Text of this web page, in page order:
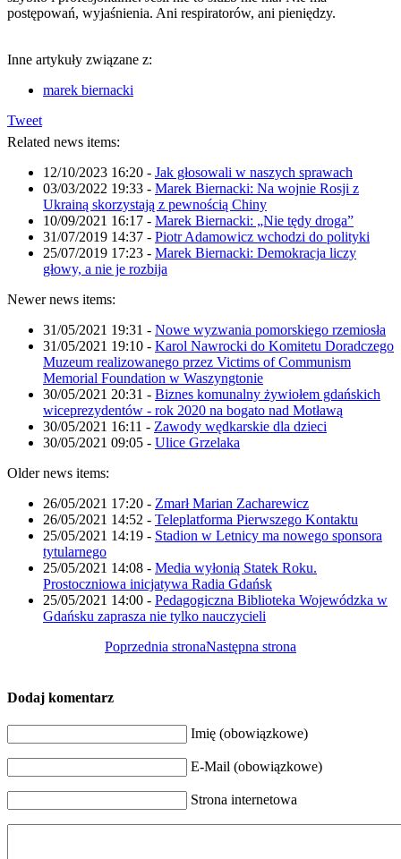
postępowań, wyjaśnienia. Ani respiratorów, ani pieniędzy.
Inne artykuły związane z:
marek biernacki
Tweet
Related news items:
12/10/2023 16:20 - Jak głosowali w naszych sprawach
03/03/2022 19:33 - Marek Biernacki: Na wojnie Rosji z
Ukrainą skorzystają z pewnością Chiny
10/09/2021 16:17 - Marek Biernacki: „Nie tędy droga”
31/07/2019 14:37 - Piotr Adamowicz wchodzi do polityki
25/07/2019 17:23 - Marek Biernacki: Demokracja liczy
głowy, a nie je rozbija
Newer news items:
31/05/2021 19:31 - Nowe wyzwania pomorskiego rzemiosła
31/05/2021 19:10 - Karol Nawrocki do Komitetu Doradczego
Muzeum realizowanego przez Victims of Communism
Memorial Foundation w Waszyngtonie
30/05/2021 20:31 - Biznes komunalny żywiołem gdańskich
wiceprezydentów - rok 2020 na bogato nad Motławą
30/05/2021 16:11 - Zawody wędkarskie dla dzieci
30/05/2021 09:05 - Ulice Grzelaka
Older news items:
26/05/2021 17:20 - Zmarł Marian Zacharewicz
26/05/2021 14:52 - Teleplatforma Pierwszego Kontaktu
25/05/2021 14:19 - Stadion w Letnicy ma nowego sponsora
tytularnego
25/05/2021 14:08 - Media wyłonią Statek Roku.
Prostoczniowa inicjatywa Radia Gdańsk
25/05/2021 14:00 - Pedagogiczna Biblioteka Wojewódzka w
Gdańsku zaprasza nie tylko nauczycieli
Poprzednia stronaNastępna strona
Dodaj komentarz
Imię (obowiązkowe)
E-Mail (obowiązkowe)
Strona internetowa